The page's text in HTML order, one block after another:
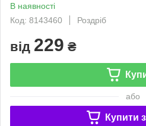
В наявності
Код: 8143460
Роздріб
від 229 ₴
або
Купити з